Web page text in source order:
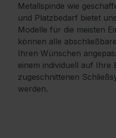
Metallspinde wie
und Platzbedarf bietet
Modelle für die meisten
können alle
Ihren Wünschen
einem individuell auf Ihre
zugeschnittenen
werden.